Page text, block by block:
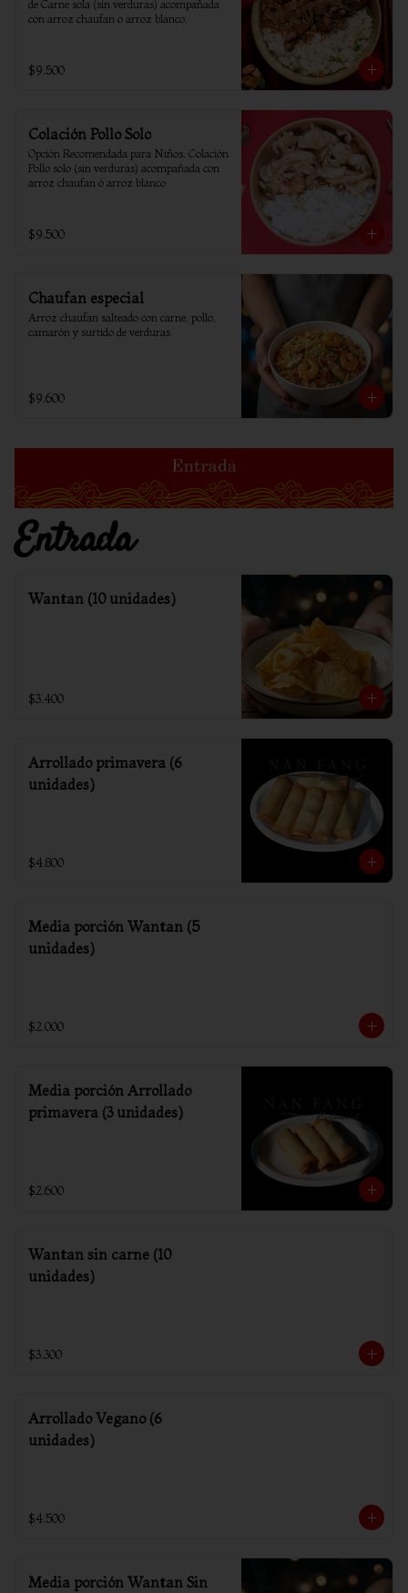
de Carne sola (sin verduras) acompañada
con arroz chaufan o arroz blanco.
$9.500
Colación Pollo Solo
Opción Recomendada para Niños. Colación
Pollo solo (sin verduras) acompañada con
arroz chaufan ó arroz blanco
$9.500
Chaufan especial
Arroz chaufan salteado con carne, pollo,
camarón y surtido de verduras
$9.600
Entrada
Wantan (10 unidades)
$3.400
Arrollado primavera (6
unidades)
$4.800
Media porción Wantan (5
unidades)
$2.000
Media porción Arrollado
primavera (3 unidades)
$2.600
Wantan sin carne (10
unidades)
$3.300
Arrollado Vegano (6
unidades)
$4.500
Media porción Wantan Sin